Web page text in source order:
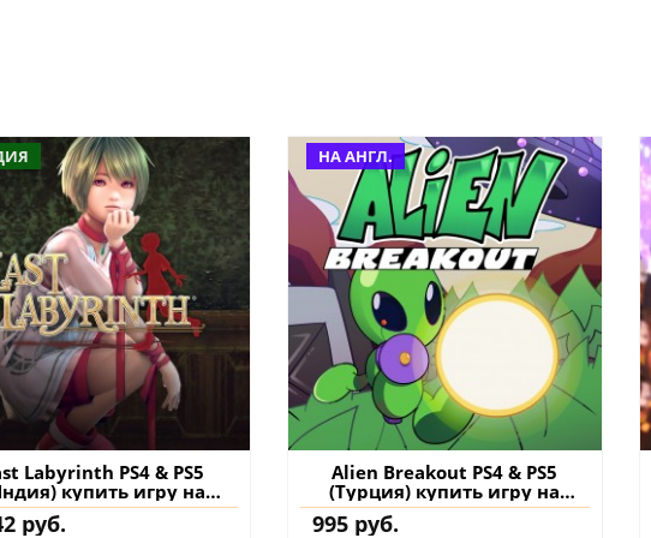
Labyrinth PS4 & PS5
купить игру на
аккаунт
руб.
НА АНГЛ.
Alien Breakout PS4 & PS5
(Турция) купить игру на
аккаунт
995 руб.